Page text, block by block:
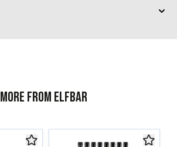
More from ELFBAR